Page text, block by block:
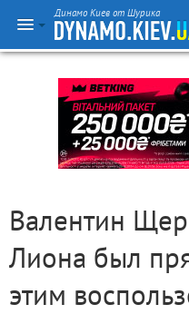
Динамо Киев от Шурика
Валентин
Лиона был
этим